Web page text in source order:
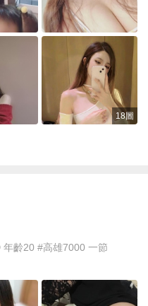
18圖
齡20 #高雄7000 一節